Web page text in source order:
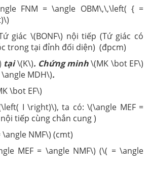
FNM = \angle OBM\,\,\left( { =
giác \(BONF\) nội tiếp (Tứ giác có
trong tại đỉnh đối diện) (đpcm)
tại\(K\). Chứng minh\(MK \bot EF\)
MDH\).
\bot EF\)
I \right)\), ta có: \(\angle MEF =
tiếp cùng chắn cung )
NMF\) (cmt)
MEF = \angle NMF\) (\( = \angle